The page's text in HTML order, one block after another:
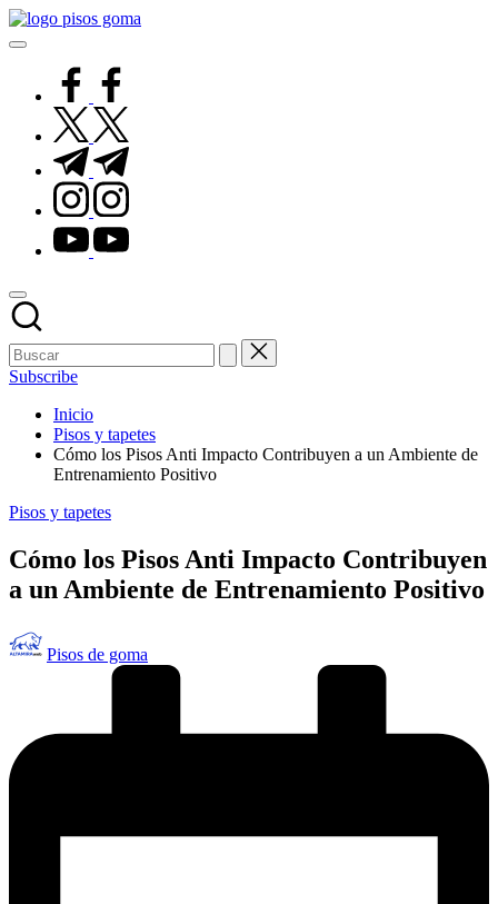
Saltar
al
facebook.com
twitter.com
t.me
instagram.com
youtube.com
Subscribe
Inicio
Pisos y tapetes
Cómo los Pisos Anti Impacto Contribuyen a un Ambiente de
Entrenamiento Positivo
Publicado
Pisos y tapetes
Cómo los Pisos Anti Impacto Contribuyen
a un Ambiente de Entrenamiento Positivo
Publicado
por
Pisos de goma